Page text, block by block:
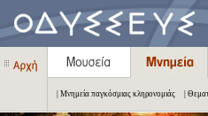
| Μνημεία παγκόσμιας κληρονομιάς |